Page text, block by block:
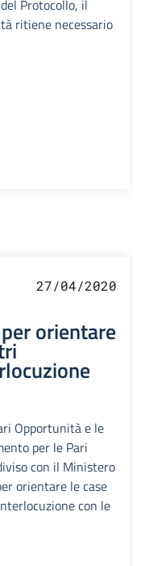
Protocollo, il
ritiene necessario
27/04/2020
orientare
Opportunità e le
per le Pari
con il Ministero
orientare le case
con le